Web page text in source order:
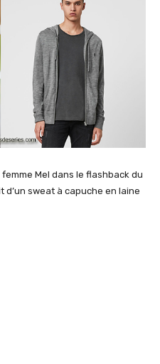
Mel dans le flashback du
d’un sweat à capuche en laine